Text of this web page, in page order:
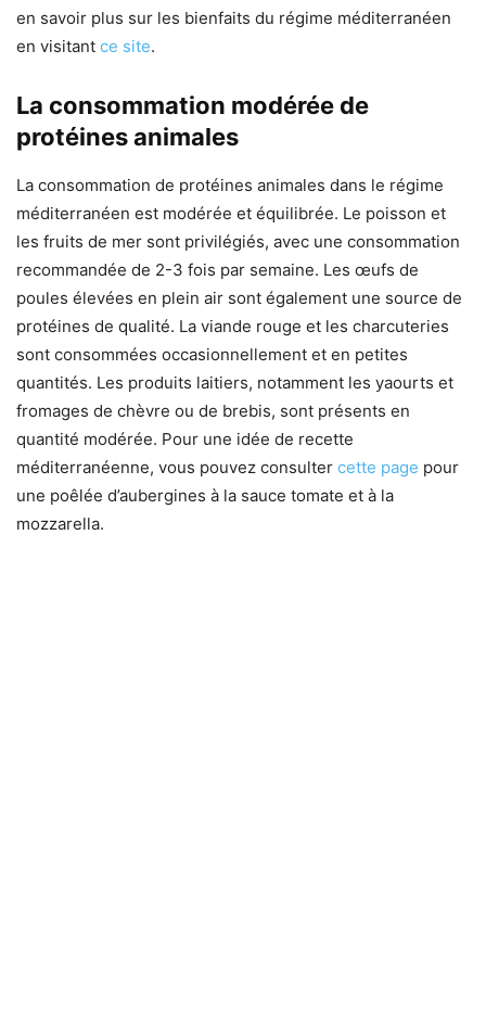
en savoir plus sur les bienfaits du régime méditerranéen
en visitant ce site.
La consommation modérée de
protéines animales
La consommation de protéines animales dans le régime
méditerranéen est modérée et équilibrée. Le poisson et
les fruits de mer sont privilégiés, avec une consommation
recommandée de 2-3 fois par semaine. Les œufs de
poules élevées en plein air sont également une source de
protéines de qualité. La viande rouge et les charcuteries
sont consommées occasionnellement et en petites
quantités. Les produits laitiers, notamment les yaourts et
fromages de chèvre ou de brebis, sont présents en
quantité modérée. Pour une idée de recette
méditerranéenne, vous pouvez consulter cette page pour
une poêlée d’aubergines à la sauce tomate et à la
mozzarella.